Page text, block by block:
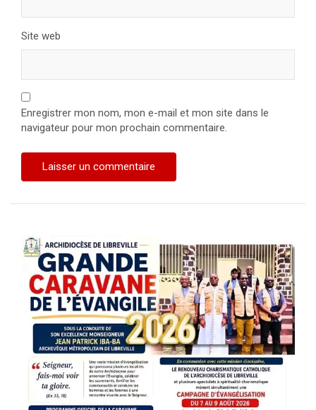
Site web
Enregistrer mon nom, mon e-mail et mon site dans le
navigateur pour mon prochain commentaire.